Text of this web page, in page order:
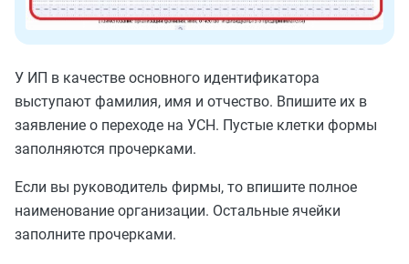
У ИП в качестве основного идентификатора
выступают фамилия, имя и отчество. Впишите их в
заявление о переходе на УСН. Пустые клетки формы
заполняются прочерками.
Если вы руководитель фирмы, то впишите полное
наименование организации. Остальные ячейки
заполните прочерками.